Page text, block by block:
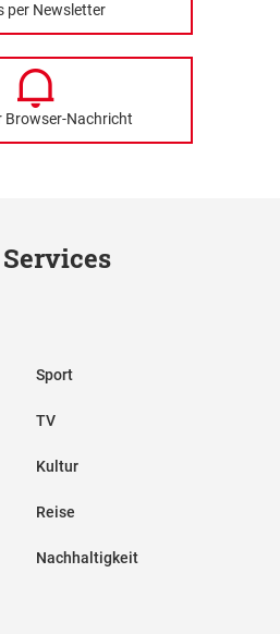
per Newsletter
Browser-Nachricht
Sport
TV
Kultur
Reise
Nachhaltigkeit